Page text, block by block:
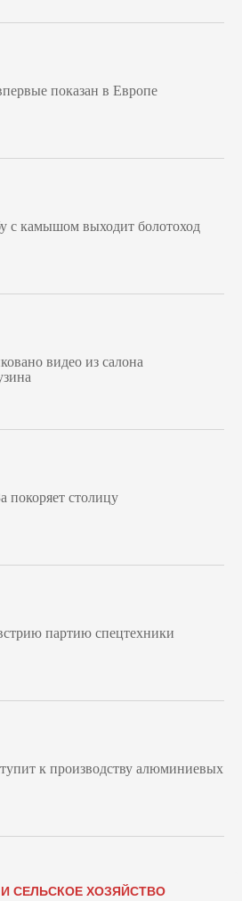
показан в Европе
с камышом выходит болотоход
видео из салона
столицу
партию спецтехники
к производству алюминиевых
СЕЛЬСКОЕ ХОЗЯЙСТВО